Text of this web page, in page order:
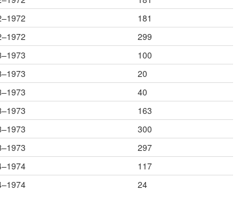
181
299
100
20
40
163
300
297
117
24